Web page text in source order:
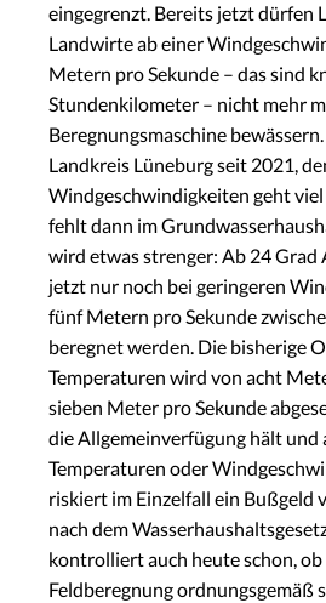
eingegrenzt. Bereits jetzt dürfen
Landwirte ab einer
Metern pro Sekunde – das sind
Stundenkilometer – nicht mehr
Beregnungsmaschine
Landkreis Lüneburg seit 2021,
Windgeschwindigkeiten geht
fehlt dann im
wird etwas strenger: Ab 24
jetzt nur noch bei geringeren
fünf Metern pro Sekunde
beregnet werden. Die bisherige
Temperaturen wird von acht
sieben Meter pro Sekunde
die Allgemeinverfügung hält und
Temperaturen oder
riskiert im Einzelfall ein Bußgeld
nach dem
kontrolliert auch heute schon,
Feldberegnung ordnungsgemäß